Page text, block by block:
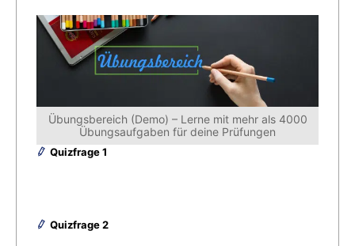
Übungsbereich (Demo) – Lerne mit mehr als 4000
Übungsaufgaben für deine Prüfungen
Quizfrage 1
Quizfrage 2